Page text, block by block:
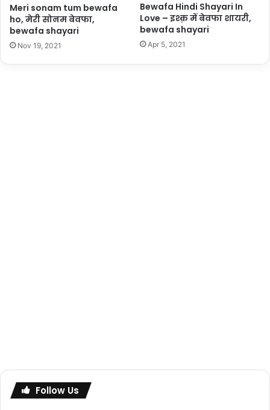
Meri sonam tum bewafa
ho, मेरी सोनम बेवफा,
bewafa shayari
Nov 19, 2021
Bewafa Hindi Shayari In
Love – इश्क़ में बेवफा शायरी,
bewafa shayari
Apr 5, 2021
Follow Us